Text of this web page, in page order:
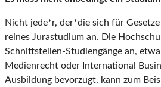
Nicht jede*r, der*die sich für
reines Jurastudium an. Die
Schnittstellen-Studiengänge an,
Medienrecht oder International
Ausbildung bevorzugt, kann zum